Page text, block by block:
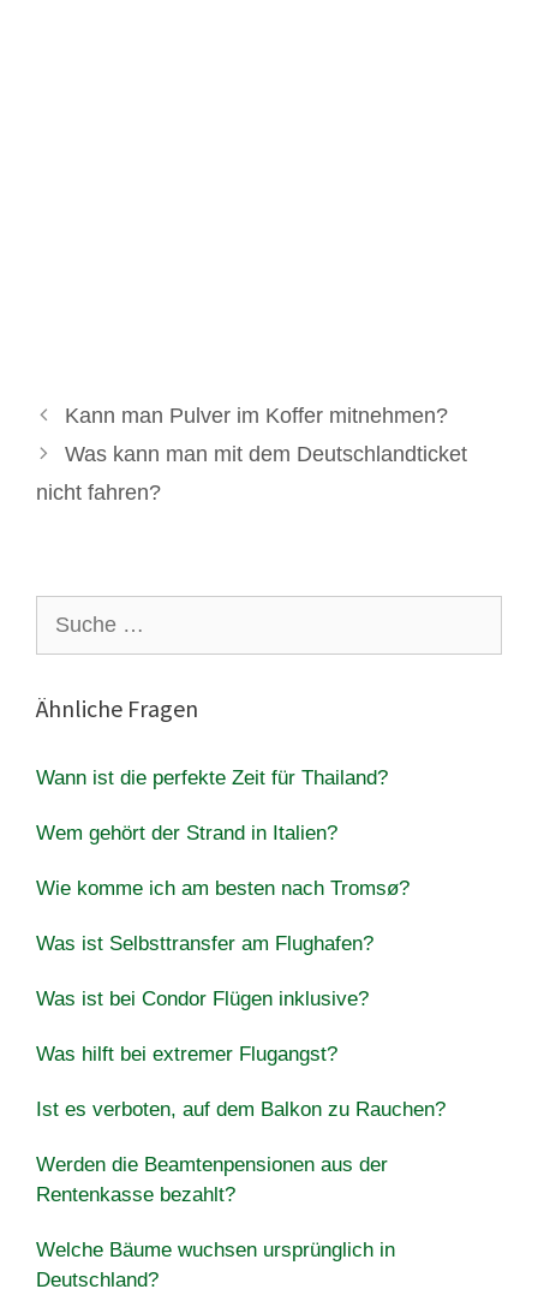
Kann man Pulver im Koffer mitnehmen?
Was kann man mit dem Deutschlandticket
nicht fahren?
nach:
Ähnliche Fragen
Wann ist die perfekte Zeit für Thailand?
Wem gehört der Strand in Italien?
Wie komme ich am besten nach Tromsø?
Was ist Selbsttransfer am Flughafen?
Was ist bei Condor Flügen inklusive?
Was hilft bei extremer Flugangst?
Ist es verboten, auf dem Balkon zu Rauchen?
Werden die Beamtenpensionen aus der
Rentenkasse bezahlt?
Welche Bäume wuchsen ursprünglich in
Deutschland?